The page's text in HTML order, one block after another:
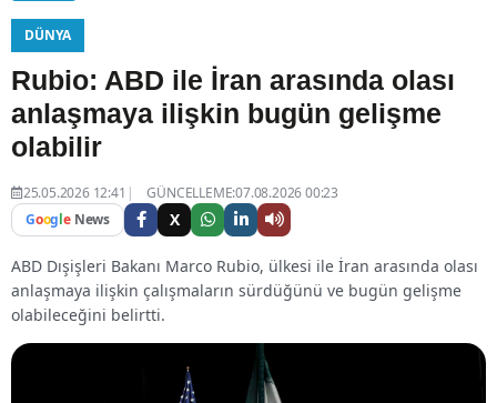
DÜNYA
Rubio: ABD ile İran arasında olası
anlaşmaya ilişkin bugün gelişme
olabilir
25.05.2026 12:41
GÜNCELLEME:07.08.2026 00:23
Google News X
ABD Dışişleri Bakanı Marco Rubio, ülkesi ile İran arasında olası
anlaşmaya ilişkin çalışmaların sürdüğünü ve bugün gelişme
olabileceğini belirtti.